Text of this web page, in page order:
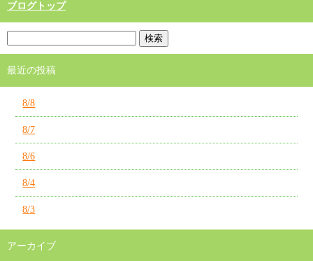
ブログトップ
最近の投稿
8/8
8/7
8/6
8/4
8/3
アーカイブ